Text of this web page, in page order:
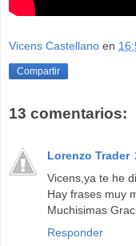
Vicens Castellano en
Compartir
13 comentarios:
Lorenzo Trader
Vicens,ya te he
Hay frases muy
Muchisimas
Responder